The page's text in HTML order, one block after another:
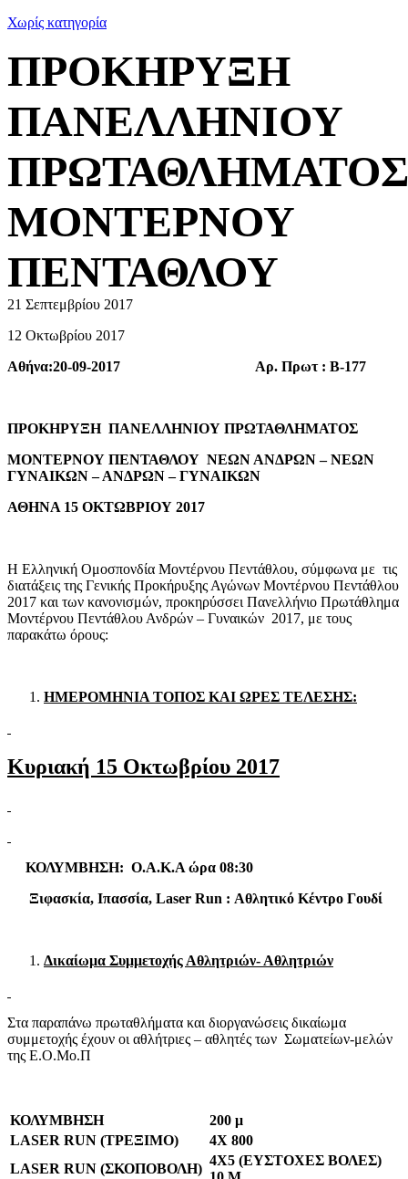
Χωρίς κατηγορία
ΠΡΟΚΗΡΥΞΗ
ΠΑΝΕΛΛΗΝΙΟΥ
ΠΡΩΤΑΘΛΗΜΑΤΟΣ
ΜΟΝΤΕΡΝΟΥ
ΠΕΝΤΑΘΛΟΥ
21 Σεπτεμβρίου 2017
12 Οκτωβρίου 2017
Αθήνα:20-09-2017 Αρ. Πρωτ : Β-177
ΠΡΟΚΗΡΥΞΗ ΠΑΝΕΛΛΗΝΙΟΥ ΠΡΩΤΑΘΛΗΜΑΤΟΣ
ΜΟΝΤΕΡΝΟΥ ΠΕΝΤΑΘΛΟΥ ΝΕΩΝ ΑΝΔΡΩΝ – ΝΕΩΝ
ΓΥΝΑΙΚΩΝ – ΑΝΔΡΩΝ – ΓΥΝΑΙΚΩΝ
ΑΘΗΝΑ 15 ΟΚΤΩΒΡΙΟΥ 2017
Η Ελληνική Ομοσπονδία Μοντέρνου Πεντάθλου, σύμφωνα με τις
διατάξεις της Γενικής Προκήρυξης Αγώνων Μοντέρνου Πεντάθλου
2017 και των κανονισμών, προκηρύσσει Πανελλήνιο Πρωτάθλημα
Μοντέρνου Πεντάθλου Ανδρών – Γυναικών 2017, με τους
παρακάτω όρους:
ΗΜΕΡΟΜΗΝΙΑ ΤΟΠΟΣ ΚΑΙ ΩΡΕΣ ΤΕΛΕΣΗΣ:
Κυριακή 15 Οκτωβρίου 2017
ΚΟΛΥΜΒΗΣΗ: Ο.Α.Κ.Α ώρα 08:30
Ξιφασκία, Ιπασσία, Laser Run : Αθλητικό Κέντρο Γουδί
Δικαίωμα Συμμετοχής Αθλητριών- Αθλητριών
Στα παραπάνω πρωταθλήματα και διοργανώσεις δικαίωμα
συμμετοχής έχουν οι αθλήτριες – αθλητές των Σωματείων-μελών
της Ε.Ο.Μο.Π
ΚΟΛΥΜΒΗΣΗ
200 μ
LASER RUN (ΤΡΕΞΙΜΟ)
4Χ 800
LASER RUN (ΣΚΟΠΟΒΟΛΗ)
4Χ5 (ΕΥΣΤΟΧΕΣ ΒΟΛΕΣ)